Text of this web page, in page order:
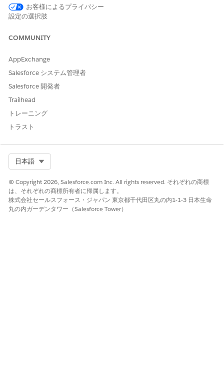
お客様によるプライバシー
設定の選択肢
COMMUNITY
AppExchange
Salesforce システム管理者
Salesforce 開発者
Trailhead
トレーニング
トラスト
日本語
© Copyright 2026, Salesforce.com Inc. All rights reserved. それぞれの商標
は、それぞれの商標所有者に帰属します。
株式会社セールスフォース・ジャパン 東京都千代田区丸の内1-1-3 日本生命
丸の内ガーデンタワー（Salesforce Tower）